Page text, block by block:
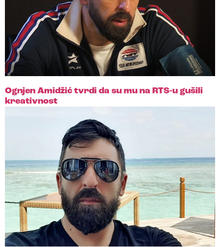
Ognjen Amidžić tvrdi da su mu na RTS-u gušili
kreativnost